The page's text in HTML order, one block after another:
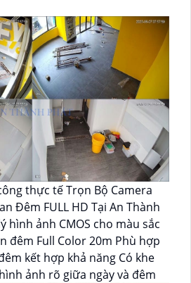
thực tế Trọn Bộ Camera
Đêm FULL HD Tại An Thành
hình ảnh CMOS cho màu sắc
đêm Full Color 20m Phù hợp
kết hợp khả năng Có khe
ảnh rõ giữa ngày và đêm